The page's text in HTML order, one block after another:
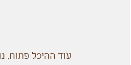
עוד ההיכל פתוח,